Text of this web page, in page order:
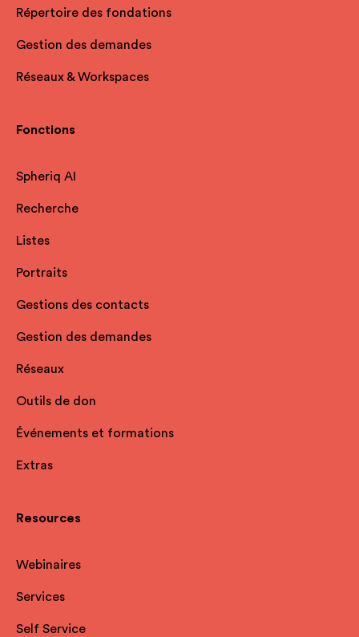
Répertoire des fondations
Gestion des demandes
Réseaux & Workspaces
Fonctions
Spheriq AI
Recherche
Listes
Portraits
Gestions des contacts
Gestion des demandes
Réseaux
Outils de don
Événements et formations
Extras
Resources
Webinaires
Services
Self Service